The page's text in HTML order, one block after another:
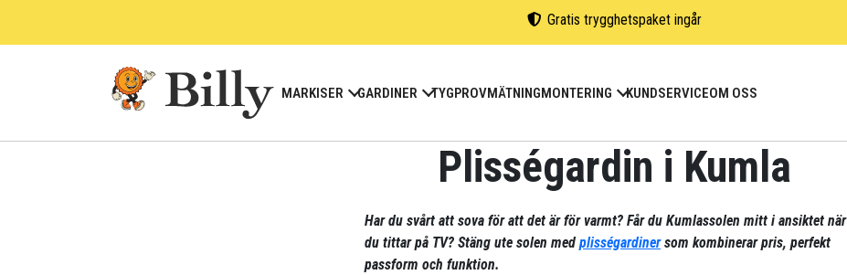
Gratis trygghetspaket ingår
MARKISER GARDINER TYGPROVMÄTNINGMONTERING KUNDSERVICEOM OSS
Plisségardin i Kumla
Har du svårt att sova för att det är för varmt? Får du Kumlassolen mitt i ansiktet när
du tittar på TV? Stäng ute solen med plisségardinersom kombinerar pris, perfekt
passform och funktion.